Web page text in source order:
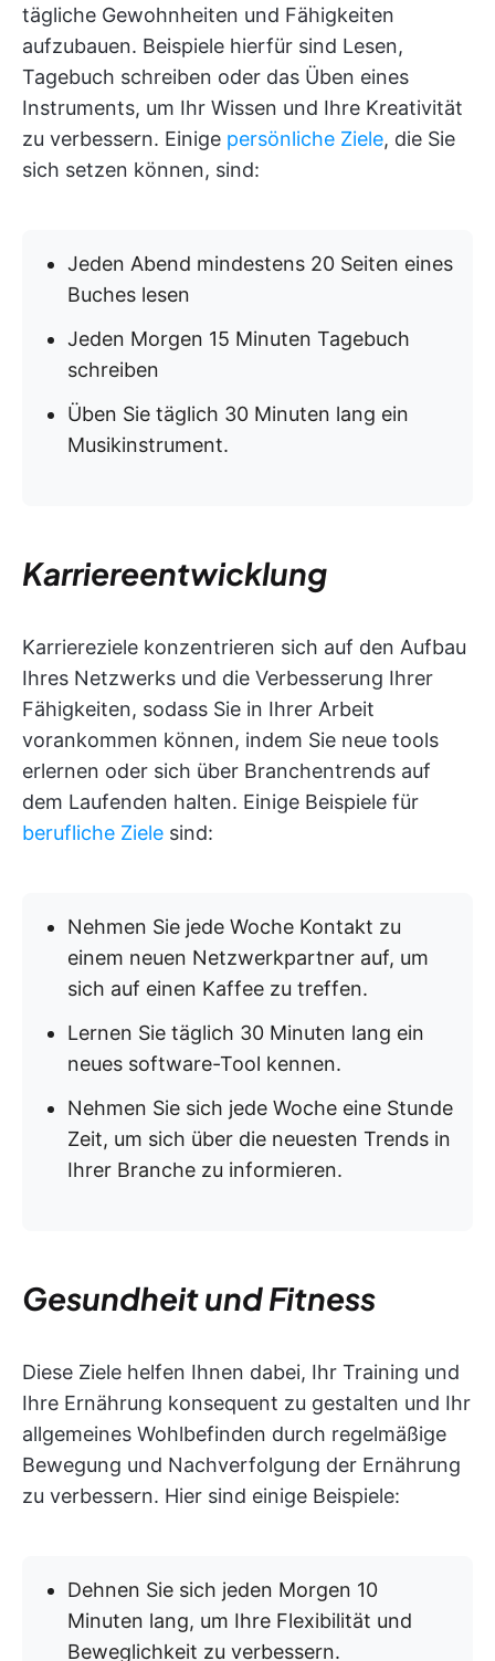
tägliche Gewohnheiten und Fähigkeiten
aufzubauen. Beispiele hierfür sind Lesen,
Tagebuch schreiben oder das Üben eines
Instruments, um Ihr Wissen und Ihre Kreativität
zu verbessern. Einige persönliche Ziele, die Sie
sich setzen können, sind:
Jeden Abend mindestens 20 Seiten eines
Buches lesen
Jeden Morgen 15 Minuten Tagebuch
schreiben
Üben Sie täglich 30 Minuten lang ein
Musikinstrument.
Karriereentwicklung
Karriereziele konzentrieren sich auf den Aufbau
Ihres Netzwerks und die Verbesserung Ihrer
Fähigkeiten, sodass Sie in Ihrer Arbeit
vorankommen können, indem Sie neue tools
erlernen oder sich über Branchentrends auf
dem Laufenden halten. Einige Beispiele für
berufliche Ziele sind:
Nehmen Sie jede Woche Kontakt zu
einem neuen Netzwerkpartner auf, um
sich auf einen Kaffee zu treffen.
Lernen Sie täglich 30 Minuten lang ein
neues software-Tool kennen.
Nehmen Sie sich jede Woche eine Stunde
Zeit, um sich über die neuesten Trends in
Ihrer Branche zu informieren.
Gesundheit und Fitness
Diese Ziele helfen Ihnen dabei, Ihr Training und
Ihre Ernährung konsequent zu gestalten und Ihr
allgemeines Wohlbefinden durch regelmäßige
Bewegung und Nachverfolgung der Ernährung
zu verbessern. Hier sind einige Beispiele:
Dehnen Sie sich jeden Morgen 10
Minuten lang, um Ihre Flexibilität und
Beweglichkeit zu verbessern.